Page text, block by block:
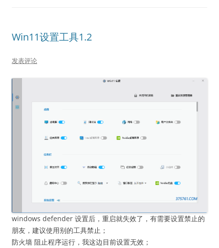
Win11设置工具1.2
发表评论
windows defender 设置后，重启就失效了，有需要设置禁止的
朋友，建议使用别的工具禁止；
防火墙 阻止程序运行，我这边目前设置无效；